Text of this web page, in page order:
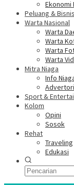
Ekonomi
Peluang & Bisnis
Warta Nasional
Warta
Warta
Warta
Warta
Mitra Niaga
Info
Sport &
Kolom
Opini
Sosok
Rehat
Traveling
Edukasi